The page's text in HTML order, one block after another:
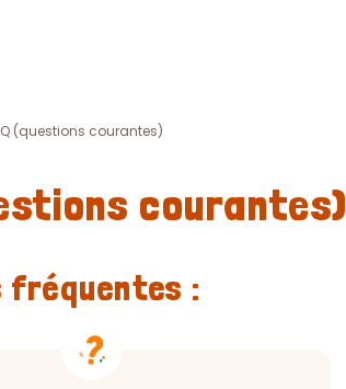
(questions courantes)
courantes)
fréquentes :